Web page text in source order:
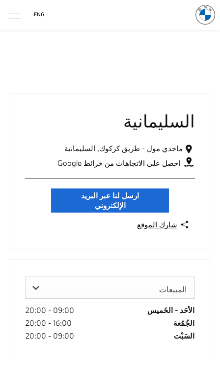
ENG
السليمانية
ماجدي مول - طريق كركوك, السليمانية
احصل على الاتجاهات من خرائط Google
ارسل لنا عبر البريد
الإلكتروني
شارك الموقع
المبيعات
الأحَد - الخَميس 09:00
-
20:00
الجُمُعة
16:00
-
20:00
السَبْت
09:00
-
20:00